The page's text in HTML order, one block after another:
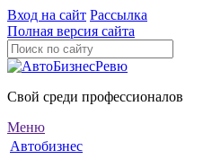
Вход на сайт Рассылка
Полная версия сайта
Свой среди профессионалов
Меню
Автобизнес